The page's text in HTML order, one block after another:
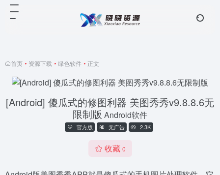
首页 • 资源下载 • 绿色软件 • 正文
[Android] 傻瓜式的修图利器 美图秀秀v9.8.8.6无
限制版 Android软件
官方版 无广告 2.3K
收藏 0